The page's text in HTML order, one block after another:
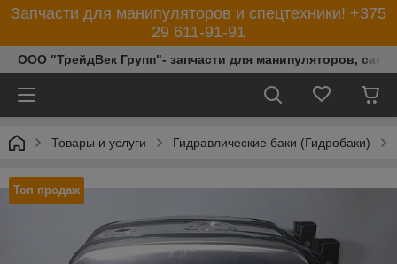
Запчасти для манипуляторов и спецтехники! +375
29 611-91-91
ООО "ТрейдВек Групп"- запчасти для манипуляторов,
Товары и услуги Гидравлические баки (Гидробаки)
Топ продаж